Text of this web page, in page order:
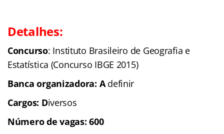
Detalhes:
Concurso: Instituto Brasileiro de Geografia e
Estatística (Concurso IBGE 2015)
Banca organizadora: Adefinir
Cargos: Diversos
Número de vagas: 600